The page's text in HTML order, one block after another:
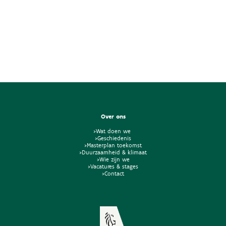
Over ons
>Wat doen we
>Geschiedenis
>Masterplan toekomst
>Duurzaamheid & klimaat
>Wie zijn we
>Vacatures & stages
>Contact